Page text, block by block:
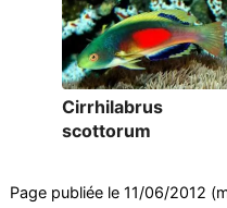
Cirrhilabrus
scottorum
Page publiée le 11/06/2012